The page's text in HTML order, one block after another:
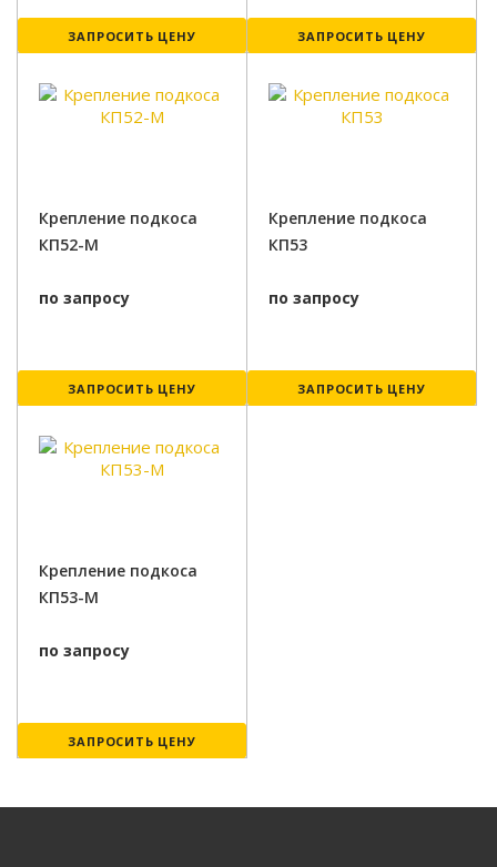
ЗАПРОСИТЬ ЦЕНУ ЗАПРОСИТЬ ЦЕНУ
Крепление подкоса
КП52-М
по запросу
ЗАПРОСИТЬ ЦЕНУ
Крепление подкоса
КП53
по запросу
ЗАПРОСИТЬ ЦЕНУ
Крепление подкоса
КП53-М
по запросу
ЗАПРОСИТЬ ЦЕНУ